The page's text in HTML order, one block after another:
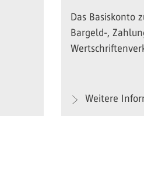
Das Basiskonto
Bargeld-,
Weitere